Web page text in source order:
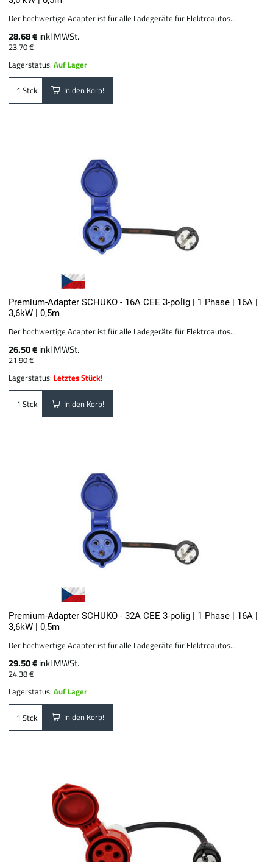
Der hochwertige Adapter ist für alle Ladegeräte für Elektroautos...
28.68 €inkl MWSt.
23.70 €
Lagerstatus:Auf Lager
Stck. In den Korb!
Premium-Adapter SCHUKO - 16A CEE 3-polig | 1 Phase | 16A |
3,6kW | 0,5m
Der hochwertige Adapter ist für alle Ladegeräte für Elektroautos...
26.50 €inkl MWSt.
21.90 €
Lagerstatus: Letztes Stück!
Stck. In den Korb!
Premium-Adapter SCHUKO - 32A CEE 3-polig | 1 Phase | 16A |
3,6kW | 0,5m
Der hochwertige Adapter ist für alle Ladegeräte für Elektroautos...
29.50 €inkl MWSt.
24.38 €
Lagerstatus:Auf Lager
Stck. In den Korb!